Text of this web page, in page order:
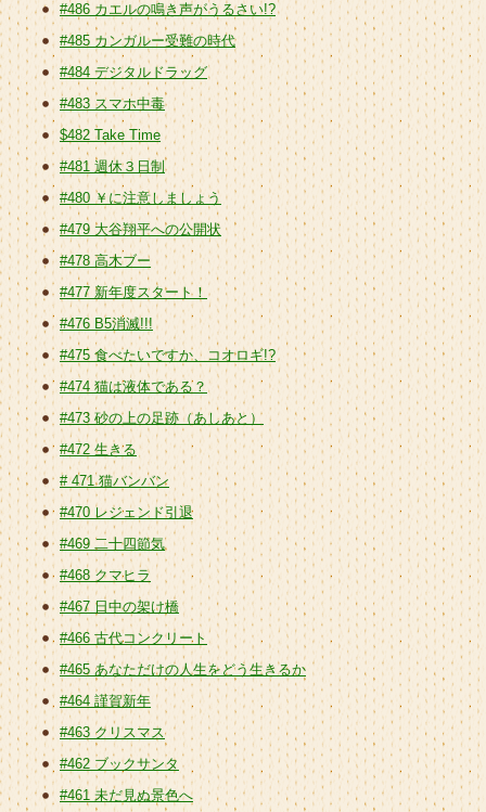
#486 カエルの鳴き声がうるさい!?
#485 カンガルー受難の時代
#484 デジタルドラッグ
#483 スマホ中毒
$482 Take Time
#481 週休３日制
#480 ￥に注意しましょう
#479 大谷翔平への公開状
#478 高木ブー
#477 新年度スタート！
#476 B5消滅!!!
#475 食べたいですか、コオロギ!?
#474 猫は液体である？
#473 砂の上の足跡（あしあと）
#472 生きる
# 471 猫バンバン
#470 レジェンド引退
#469 二十四節気
#468 クマヒラ
#467 日中の架け橋
#466 古代コンクリート
#465 あなただけの人生をどう生きるか
#464 謹賀新年
#463 クリスマス
#462 ブックサンタ
#461 未だ見ぬ景色へ